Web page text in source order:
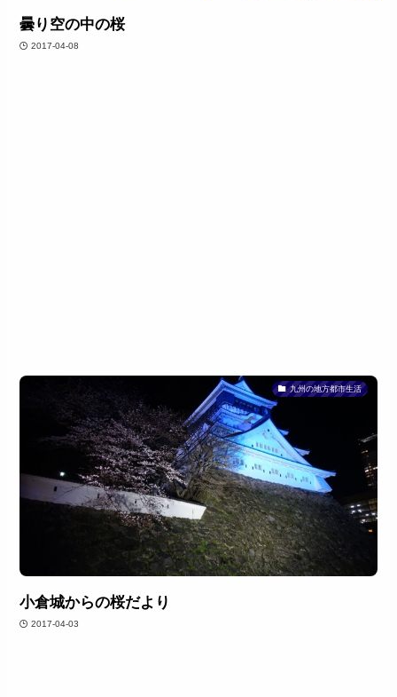
曇り空の中の桜
2017-04-08
九州の地方都市生活
小倉城からの桜だより
2017-04-03